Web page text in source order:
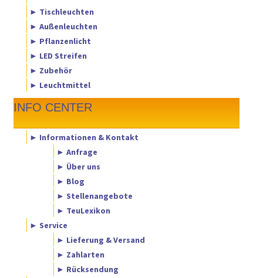
► Tischleuchten
► Außenleuchten
► Pflanzenlicht
► LED Streifen
► Zubehör
► Leuchtmittel
INFO CENTER
► Informationen & Kontakt
► Anfrage
► Über uns
► Blog
► Stellenangebote
► TeuLexikon
► Service
► Lieferung & Versand
► Zahlarten
► Rücksendung